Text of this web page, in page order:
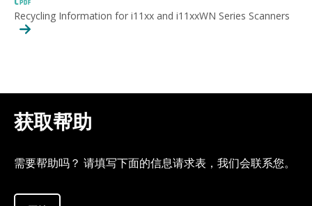
Recycling Information for i11xx and i11xxWN Series Scanners
获取帮助
需要帮助吗？ 请填写下面的信息请求表，我们会联系您。